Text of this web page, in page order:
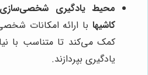
محیط یادگیری
کاشیها با ارائه امکانات
کمک می‌کند تا متناسب با
یادگیری بپردازند.